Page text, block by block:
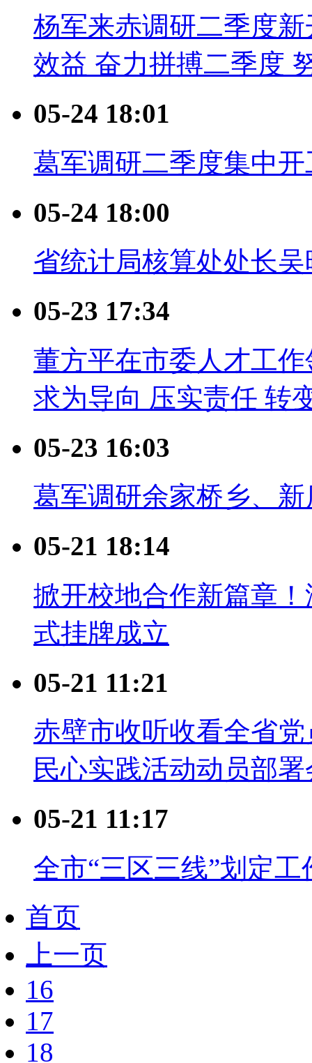
杨军来赤调研二季度
效益 奋力拼搏二季度
05-24 18:01
葛军调研二季度集中
05-24 18:00
省统计局核算处处长
05-23 17:34
董方平在市委人才工
求为导向 压实责任 转
05-23 16:03
葛军调研余家桥乡、
05-21 18:14
掀开校地合作新篇章
式挂牌成立
05-21 11:21
赤壁市收听收看全省
民心实践活动动员部署
05-21 11:17
全市“三区三线”划定
首页
上一页
16
17
18